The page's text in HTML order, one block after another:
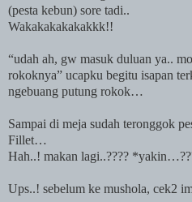
(pesta kebun) sore tadi..
Wakakakakakakkk!!
“udah ah, gw masuk duluan ya..
rokoknya” ucapku begitu isapan
ngebuang putung rokok…
Sampai di meja sudah teronggok
Fillet…
Hah..! makan lagi..????
Ups..! sebelum ke mushola, cek2